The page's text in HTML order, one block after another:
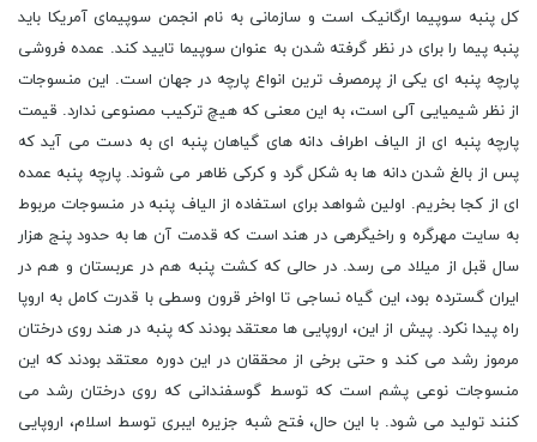
کل پنبه سوپیما ارگانیک است و سازمانی به نام انجمن سوپیمای آمریکا باید
پنبه پیما را برای در نظر گرفته شدن به عنوان سوپیما تایید کند. عمده فروشی
پارچه پنبه ای یکی از پرمصرف ترین انواع پارچه در جهان است. این منسوجات
از نظر شیمیایی آلی است، به این معنی که هیچ ترکیب مصنوعی ندارد. قیمت
پارچه پنبه ای از الیاف اطراف دانه های گیاهان پنبه ای به دست می آید که
پس از بالغ شدن دانه ها به شکل گرد و کرکی ظاهر می شوند. پارچه پنبه عمده
ای از کجا بخریم. اولین شواهد برای استفاده از الیاف پنبه در منسوجات مربوط
به سایت مهرگره و راخیگرهی در هند است که قدمت آن ها به حدود پنج هزار
سال قبل از میلاد می رسد. در حالی که کشت پنبه هم در عربستان و هم در
ایران گسترده بود، این گیاه نساجی تا اواخر قرون وسطی با قدرت کامل به اروپا
راه پیدا نکرد. پیش از این، اروپایی ها معتقد بودند که پنبه در هند روی درختان
مرموز رشد می کند و حتی برخی از محققان در این دوره معتقد بودند که این
منسوجات نوعی پشم است که توسط گوسفندانی که روی درختان رشد می
کنند تولید می شود. با این حال، فتح شبه جزیره ایبری توسط اسلام، اروپایی